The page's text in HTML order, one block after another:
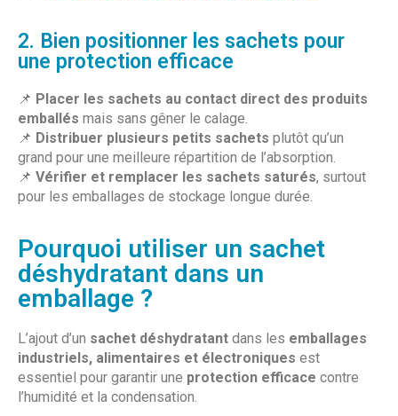
2. Bien positionner les sachets pour
une protection efficace
📌 Placer les sachets au contact direct des produits
emballés mais sans gêner le calage.
📌 Distribuer plusieurs petits sachets plutôt qu’un
grand pour une meilleure répartition de l’absorption.
📌 Vérifier et remplacer les sachets saturés, surtout
pour les emballages de stockage longue durée.
Pourquoi utiliser un sachet
déshydratant dans un
emballage ?
L’ajout d’un sachet déshydratant dans les emballages
industriels, alimentaires et électroniques est
essentiel pour garantir une protection efficace contre
l’humidité et la condensation.